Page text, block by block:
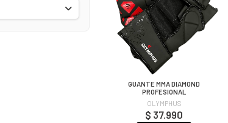
GUANTE MMA DIAMOND
PROFESIONAL
OLYMPHUS
$ 37.990